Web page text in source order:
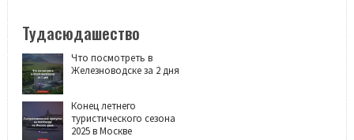
Тудасюдашество
Что посмотреть в
Железноводске за 2 дня
Конец летнего
туристического сезона
2025 в Москве